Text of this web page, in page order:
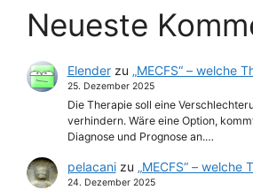
Neueste
Elenderzu „MECFS“ – welche
25. Dezember 2025
Die Therapie soll eine
verhindern. Wäre eine Option,
Diagnose und Prognose an.…
pelacanizu „MECFS“ – welche
24. Dezember 2025